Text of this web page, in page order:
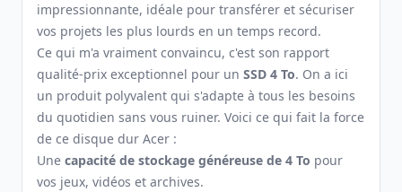
impressionnante, idéale pour transférer et sécuriser
vos projets les plus lourds en un temps record.
Ce qui m'a vraiment convaincu, c'est son rapport
qualité-prix exceptionnel pour un SSD 4 To. On a ici
un produit polyvalent qui s'adapte à tous les besoins
du quotidien sans vous ruiner. Voici ce qui fait la force
de ce disque dur Acer :
Une capacité de stockage généreuse de 4 To pour
vos jeux, vidéos et archives.